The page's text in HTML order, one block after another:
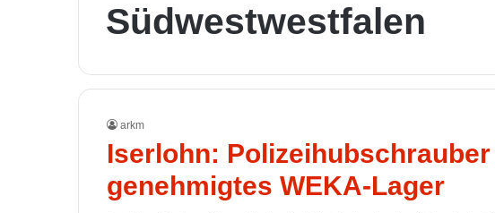
Südwestwestfalen
arkm
Iserlohn:
genehmigtes WEKA-Lager